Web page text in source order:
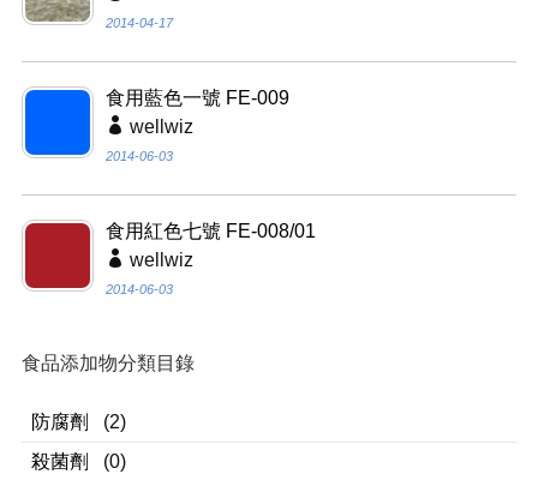
2014-04-17
食用藍色一號 FE-009
wellwiz
2014-06-03
食用紅色七號 FE-008/01
wellwiz
2014-06-03
食品添加物分類目錄
防腐劑
(2)
殺菌劑
(0)